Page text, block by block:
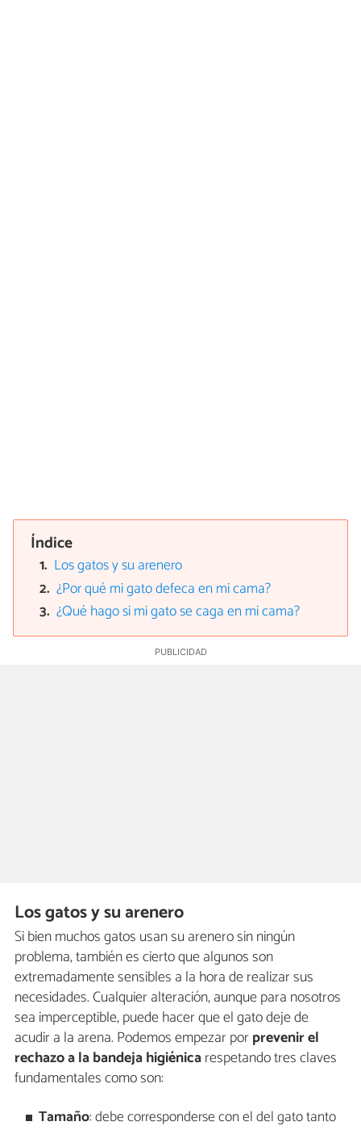
Índice
Los gatos y su arenero
¿Por qué mi gato defeca en mi cama?
¿Qué hago si mi gato se caga en mi cama?
Los gatos y su arenero
Si bien muchos gatos usan su arenero sin ningún
problema, también es cierto que algunos son
extremadamente sensibles a la hora de realizar sus
necesidades. Cualquier alteración, aunque para nosotros
sea imperceptible, puede hacer que el gato deje de
acudir a la arena. Podemos empezar porprevenir el
rechazo a la bandeja higiénicarespetando tres claves
fundamentales como son:
Tamaño: debe corresponderse con el del gato tanto